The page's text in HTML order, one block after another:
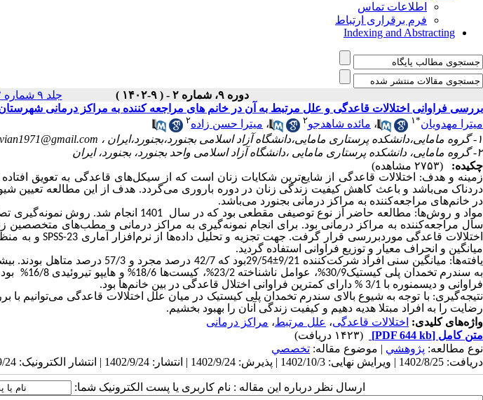
اطلاعات تماس
فرم برقراری ارتباط
Indexing and Abstracting
دوره ۹، شماره ۲ - ( ۹-۱۴۰۲ ) جلد ۹ شماره ۲ صفحات ۲۱۱-۲۰۰
بررسی فراوانی اختلالات قاعدگی و علل مرتبط به آن در خانم های مراجعه کننده به مراکز درمانی
میترا مهدویان*۱ ، مائده شاهدجو۲ ، میترا حسن زاده۲
۱- گروه مامایی،دانشکده پرستاری مامایی،دانشگاه آزاد اسلامی بجنورد،بجنورد،ایران ،
۲- گروه مامایی، دانشکده پرستاری مامایی ،دانشگاه آزاد اسلامی واحد بجنورد، بجنورد، ایران
چکیده:
(۲۷۵۳ مشاهده)
زمینه و هدف: اختلالات قاعدگی از شایع‌ترین شکایات زنان است که از سیکل‌های قاعدگی به تعویق افتاده
دردناک می‌باشد و باعث کاهش کیفیت زندگی زنان در دوره باروری می‌گردد. هدف از این مطالعه تعیین
در خانم‌های مراجعه‌کننده به مراکز درمانی بجنورد می‌باشد.
سال مراجعه‌کننده به مراکز درمانی بود. برای انجام نمونه‌گیری به مراکز درمانی و مطب‌های متخصصین
اختلالات قاعدگی موردبررسی قرار گرفت. جهت تجزیه و تحلیل داده‌ها از نرم‌افزار آماری SPSS-23 و به
میانگین و انحراف معیار و توزیع فراوانی استفاده گردید.
یافته‌ها: میانگین سنی افراد شرکت‌کننده 9/21
±
29/54بود که 42/7 درصد مجرد و 57/
فراوانی و دیسمنوره با 3/1 % دارای کمترین فراوانی اختلال قاعدگی در بین خانم‌ها بود
.
نتیجه‌گیری: با توجه به شیوع بالای سندرم تخمدان پلی کیستیک در میان علل اختلالات قاعدگی می‌توانیم
رضایت را به افراد مبتلا هدیه دهیم و کیفیت زندگی آنان را بهبود بخشیم.
واژه‌های کلیدی: اختلالات قاعدگی، علل مرتبط، مراکز درمانی
متن کامل [PDF 644 kb]
(۱۴۲۳ دریافت)
نوع مطالعه: پژوهشي | موضوع مقاله: تخصصي
دریافت: 1402/8/25 | ویرایش نهایی: 1402/10/3 | پذیرش: 1402/9/24 | انتشار: 1402/9/24 | انتشار الکترونیک: 1402/9/24
ارسال نظر درباره این مقاله : نام کاربری یا پست الکترونیک شما: